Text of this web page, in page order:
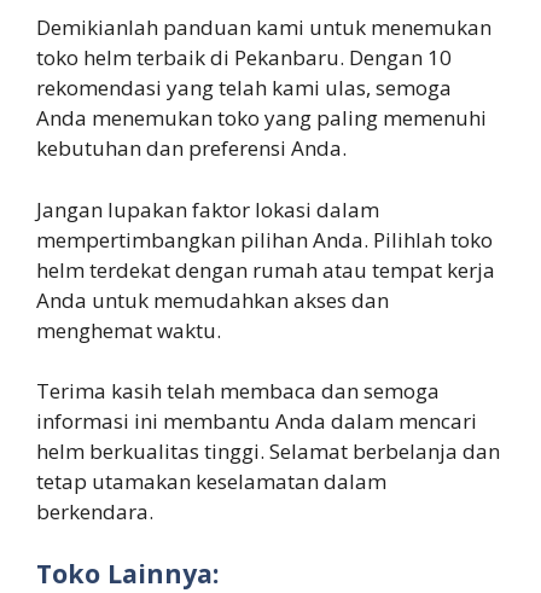
Demikianlah panduan kami untuk menemukan
toko helm terbaik di Pekanbaru. Dengan 10
rekomendasi yang telah kami ulas, semoga
Anda menemukan toko yang paling memenuhi
kebutuhan dan preferensi Anda.
Jangan lupakan faktor lokasi dalam
mempertimbangkan pilihan Anda. Pilihlah toko
helm terdekat dengan rumah atau tempat kerja
Anda untuk memudahkan akses dan
menghemat waktu.
Terima kasih telah membaca dan semoga
informasi ini membantu Anda dalam mencari
helm berkualitas tinggi. Selamat berbelanja dan
tetap utamakan keselamatan dalam
berkendara.
Toko Lainnya: